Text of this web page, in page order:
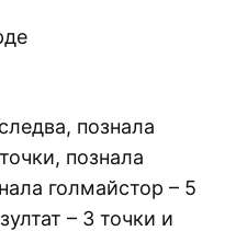
познала
познала
голмайстор – 5
– 3 точки и